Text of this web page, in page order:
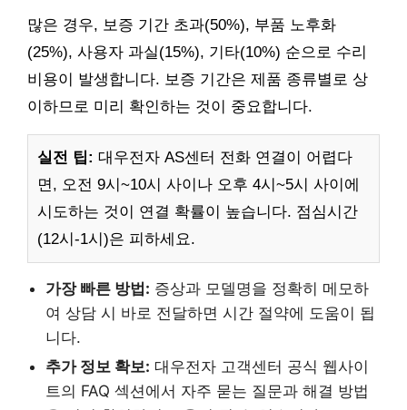
많은 경우, 보증 기간 초과(50%), 부품 노후화
(25%), 사용자 과실(15%), 기타(10%) 순으로 수리
비용이 발생합니다. 보증 기간은 제품 종류별로 상
이하므로 미리 확인하는 것이 중요합니다.
실전 팁: 대우전자 AS센터 전화 연결이 어렵다
면, 오전 9시~10시 사이나 오후 4시~5시 사이에
시도하는 것이 연결 확률이 높습니다. 점심시간
(12시-1시)은 피하세요.
가장 빠른 방법: 증상과 모델명을 정확히 메모하
여 상담 시 바로 전달하면 시간 절약에 도움이 됩
니다.
추가 정보 확보: 대우전자 고객센터 공식 웹사이
트의 FAQ 섹션에서 자주 묻는 질문과 해결 방법